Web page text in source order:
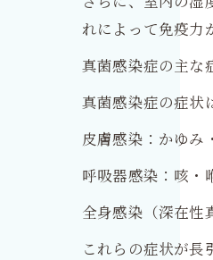
れによって免疫力
真菌感染症の主な
真菌感染症の症状
皮膚感染：かゆみ
呼吸器感染：咳・
全身感染（深在性
これらの症状が長